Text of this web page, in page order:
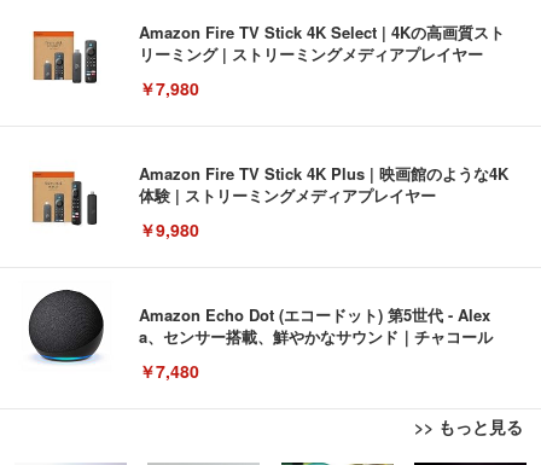
Amazon Fire TV Stick 4K Select | 4Kの高画質スト
リーミング | ストリーミングメディアプレイヤー
￥7,980
Amazon Fire TV Stick 4K Plus | 映画館のような4K
体験 | ストリーミングメディアプレイヤー
￥9,980
Amazon Echo Dot (エコードット) 第5世代 - Alex
a、センサー搭載、鮮やかなサウンド｜チャコール
￥7,480
>> もっと見る